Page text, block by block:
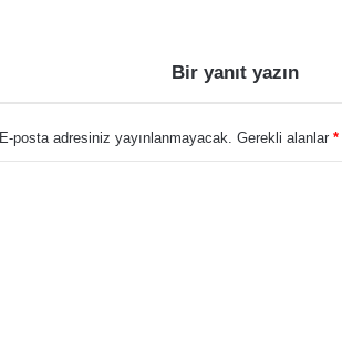
Bir yanıt yazın
E-posta adresiniz yayınlanmayacak. Gerekli alanlar *